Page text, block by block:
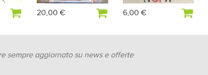
20,00 € 6,00 €
sempre aggiornato su news e offerte